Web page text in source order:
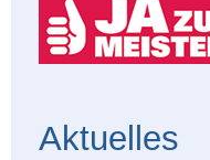
Aktuelles